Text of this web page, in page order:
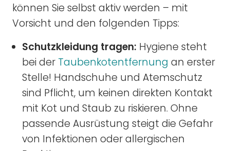
können Sie selbst aktiv werden – mit
Vorsicht und den folgenden Tipps:
Schutzkleidung tragen: Hygiene steht
bei der Taubenkotentfernung an erster
Stelle! Handschuhe und Atemschutz
sind Pflicht, um keinen direkten Kontakt
mit Kot und Staub zu riskieren. Ohne
passende Ausrüstung steigt die Gefahr
von Infektionen oder allergischen